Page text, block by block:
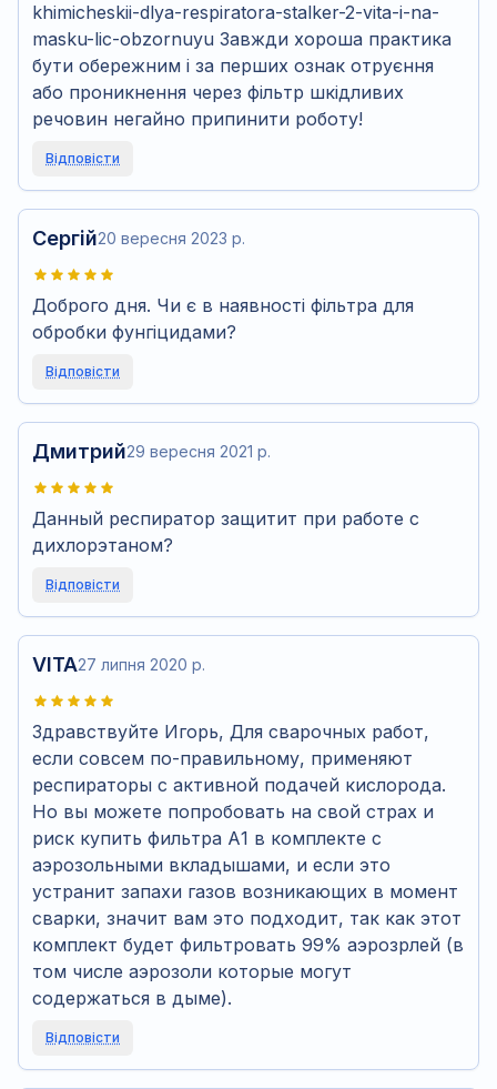
khimicheskii-dlya-respiratora-stalker-2-vita-i-na-
masku-lic-obzornuyu Завжди хороша практика
бути обережним і за перших ознак отруєння
або проникнення через фільтр шкідливих
речовин негайно припинити роботу!
Відповісти
Сергій20 вересня 2023 р.
Доброго дня. Чи є в наявності фільтра для
обробки фунгіцидами?
Відповісти
Дмитрий29 вересня 2021 р.
Данный респиратор защитит при работе с
дихлорэтаном?
Відповісти
VITA27 липня 2020 р.
Здравствуйте Игорь, Для сварочных работ,
если совсем по-правильному, применяют
респираторы с активной подачей кислорода.
Но вы можете попробовать на свой страх и
риск купить фильтра А1 в комплекте с
аэрозольными вкладышами, и если это
устранит запахи газов возникающих в момент
сварки, значит вам это подходит, так как этот
комплект будет фильтровать 99% аэрозрлей (в
том числе аэрозоли которые могут
содержаться в дыме).
Відповісти